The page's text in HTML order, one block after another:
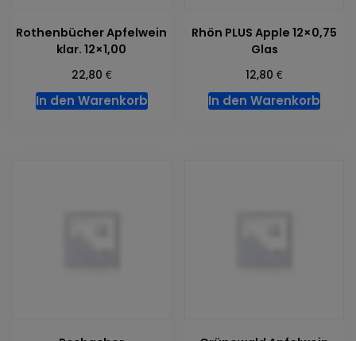
Rothenbücher Apfelwein
klar. 12×1,00
22,80 €
In den Warenkorb
Rhön PLUS Apple 12×0,75
Glas
12,80€
In den Warenkorb